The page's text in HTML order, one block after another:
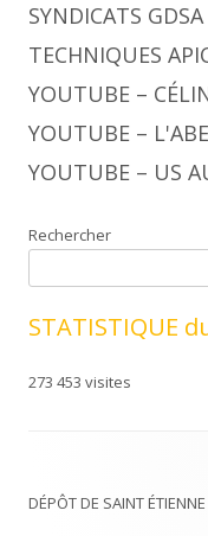
SYNDICATS
TECHNIQUES
YOUTUBE –
YOUTUBE –
YOUTUBE – US
Rechercher
STATISTIQUE
273 453 visites
DÉPÔT DE SAINT ÉTIENNE